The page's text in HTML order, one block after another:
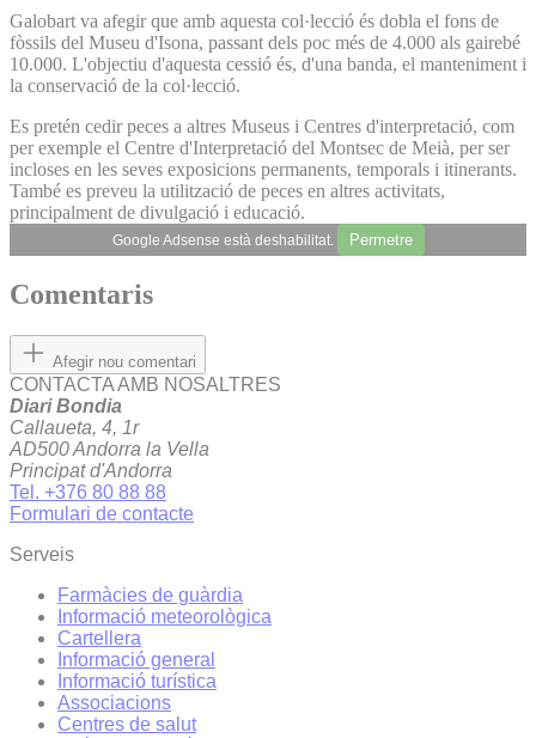
Galobart va afegir que amb aquesta col·lecció és dobla el fons de
fòssils del Museu d'Isona, passant dels poc més de 4.000 als gairebé
10.000. L'objectiu d'aquesta cessió és, d'una banda, el manteniment i
la conservació de la col·lecció.
Es pretén cedir peces a altres Museus i Centres d'interpretació, com
per exemple el Centre d'Interpretació del Montsec de Meià, per ser
incloses en les seves exposicions permanents, temporals i itinerants.
També es preveu la utilització de peces en altres activitats,
principalment de divulgació i educació.
Google Adsense està deshabilitat. Permetre
Comentaris
Afegir nou comentari
CONTACTA AMB NOSALTRES
Diari Bondia
Callaueta, 4, 1r
AD500 Andorra la Vella
Principat d'Andorra
Tel. +376 80 88 88
Formulari de contacte
Serveis
Farmàcies de guàrdia
Informació meteorològica
Cartellera
Informació general
Informació turística
Associacions
Centres de salut